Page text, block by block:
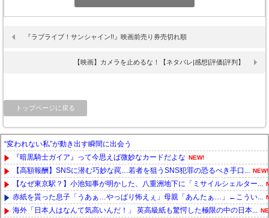
『ラブライブ！サンシャイン!!』映画前売り券売切れ順
【映画】カメラを止めるな！【ネタバレ|感想|評価|評判】
トップページに戻る
“変われない私”が動き出す瞬間に出会う
『暗黒騎士ガイア』って今思えば微妙なカードだよな NEW!
【高額報酬】SNSに潜む巧妙な罠…若者を狙うSNS犯罪の恐るべき手口... NEW!
【なぜ東京駅？】小池知事が明かした、八重洲地下に「ミサイルシェルター...
赤紙を貰った息子「うあぁ…やっぱり怖えぇ」母親「あんたぁ…」←こうい...
海外「日本人はなんて気高いんだ！」 英高級紙も驚愕した極限の中の日本...